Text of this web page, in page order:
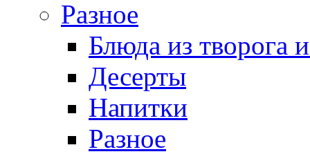
Разное
Блюда из творога
Десерты
Напитки
Разное